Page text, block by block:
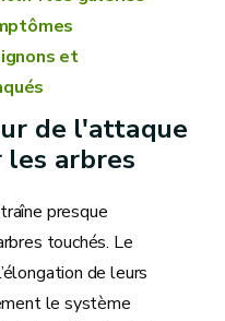
et
de l'attaque
arbres
presque
touchés. Le
de leurs
le système